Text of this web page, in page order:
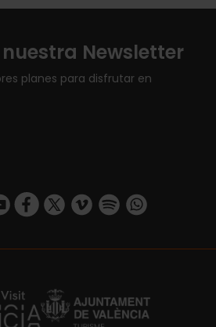
Newsletter
planes para disfrutar en
valencia/mycompany/ visit_valencia/
www.youtube.com/user/
https://www.facebook.com/
https://twitter.com/
https://vimeo.com/
https://https://api.whatsapp.com/